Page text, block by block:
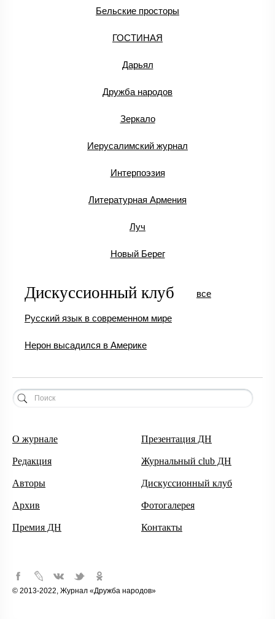
Бельские просторы
ГОСТИНАЯ
Дарьял
Дружба народов
Зеркало
Иерусалимский журнал
Интерпоэзия
Литературная Армения
Луч
Новый Берег
Дискуссионный клуб
Русский язык в современном мире
Нерон высадился в Америке
все
О журнале
Редакция
Авторы
Архив
Премия ДН
Презентация ДН
Журнальный club ДН
Дискуссионный клуб
Фотогалерея
Контакты
© 2013-2022, Журнал «Дружба народов»